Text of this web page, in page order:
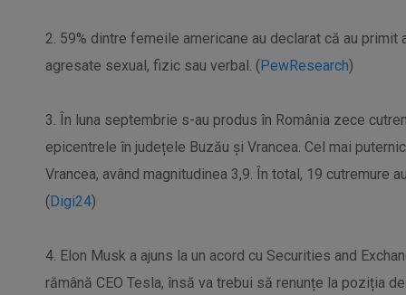
2. 59% dintre femeile americane au declarat că au
agresate sexual, fizic sau verbal. (PewResearch)
3. În luna septembrie s-au produs în România zece
epicentrele în județele Buzău și Vrancea. Cel mai
Vrancea, având magnitudinea 3,9. În total, 19 cutremure
(Digi24)
4. Elon Musk a ajuns la un acord cu Securities and
rămână CEO Tesla, însă va trebui să renunțe la poziția